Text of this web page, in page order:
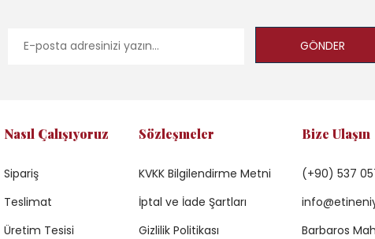
GÖNDER
Nasıl Çalışıyoruz
Sipariş
Teslimat
Üretim Tesisi
Sözleşmeler
KVKK Bilgilendirme Metni
İptal ve İade Şartları
Gizlilik Politikası
Bize Ulaşın
(+90) 537
Barbaros